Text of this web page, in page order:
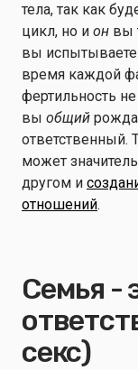
тела, так как
цикл, но и он вы
вы
время каждой
фертильность
вы общий
ответственный.
может
другом и
отношений.
Семья -
секс)